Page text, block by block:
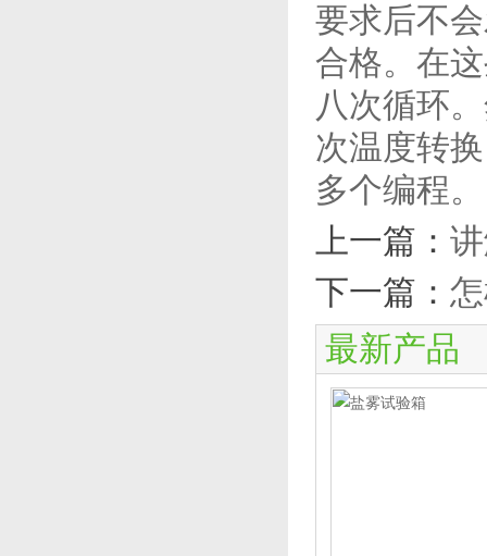
要求后不
合格。在
八次循环
次温度转
多个编程。
上一篇：
下一篇：
最新产品